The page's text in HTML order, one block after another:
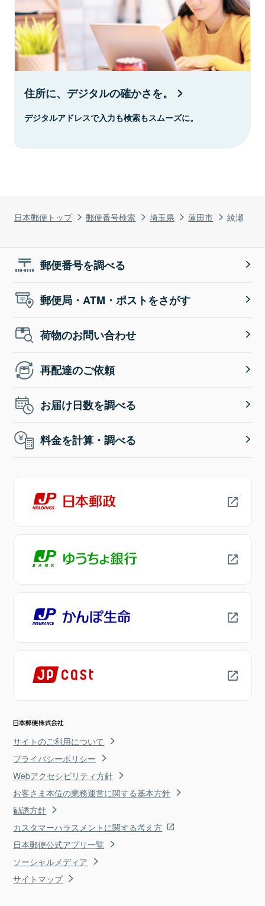
日本郵便トップ 郵便番号検索 埼玉県 蓮田市 綾瀬
住所に、デジタルの確かさを。
デジタルアドレスで入力も検索もスムーズに。
郵便番号を調べる
郵便局・ATM・ポストをさがす
荷物のお問い合わせ
再配達のご依頼
お届け日数を調べる
料金を計算・調べる
サイトのご利用について
プライバシーポリシー
Webアクセシビリティ方針
お客さま本位の業務運営に関する基本方針
勧誘方針
カスタマーハラスメントに関する考え方
日本郵便公式アプリ一覧
ソーシャルメディア
サイトマップ